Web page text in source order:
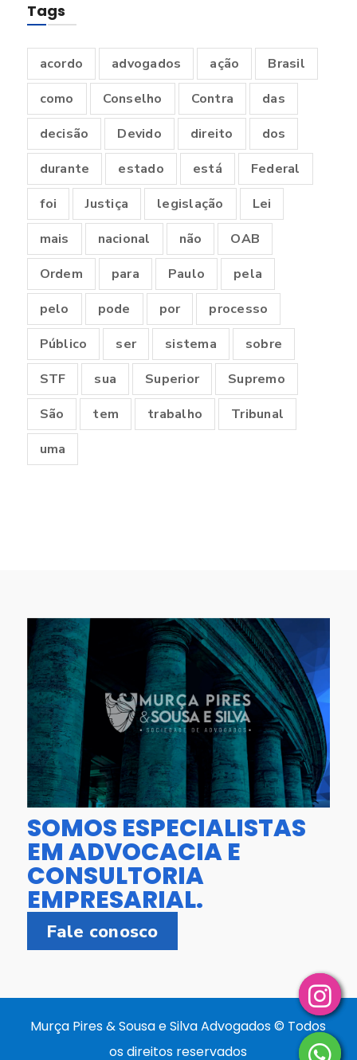
Tags
acordo advogados ação
Brasil
como
Conselho Contra
das
decisão
Devido direito
dos
durante
estado está
Federal
foi
Justiça legislação
Lei
mais
nacional não
OAB
Ordem
para Paulo
pela
pelo
pode por
processo
Público
ser sistema
sobre
STF
sua Superior
Supremo
São
tem trabalho
Tribunal
uma
SOMOS ESPECIALISTAS
EM ADVOCACIA E
CONSULTORIA
EMPRESARIAL.
Fale conosco
Murça Pires & Sousa e Silva Advogados © Todos
os direitos reservados